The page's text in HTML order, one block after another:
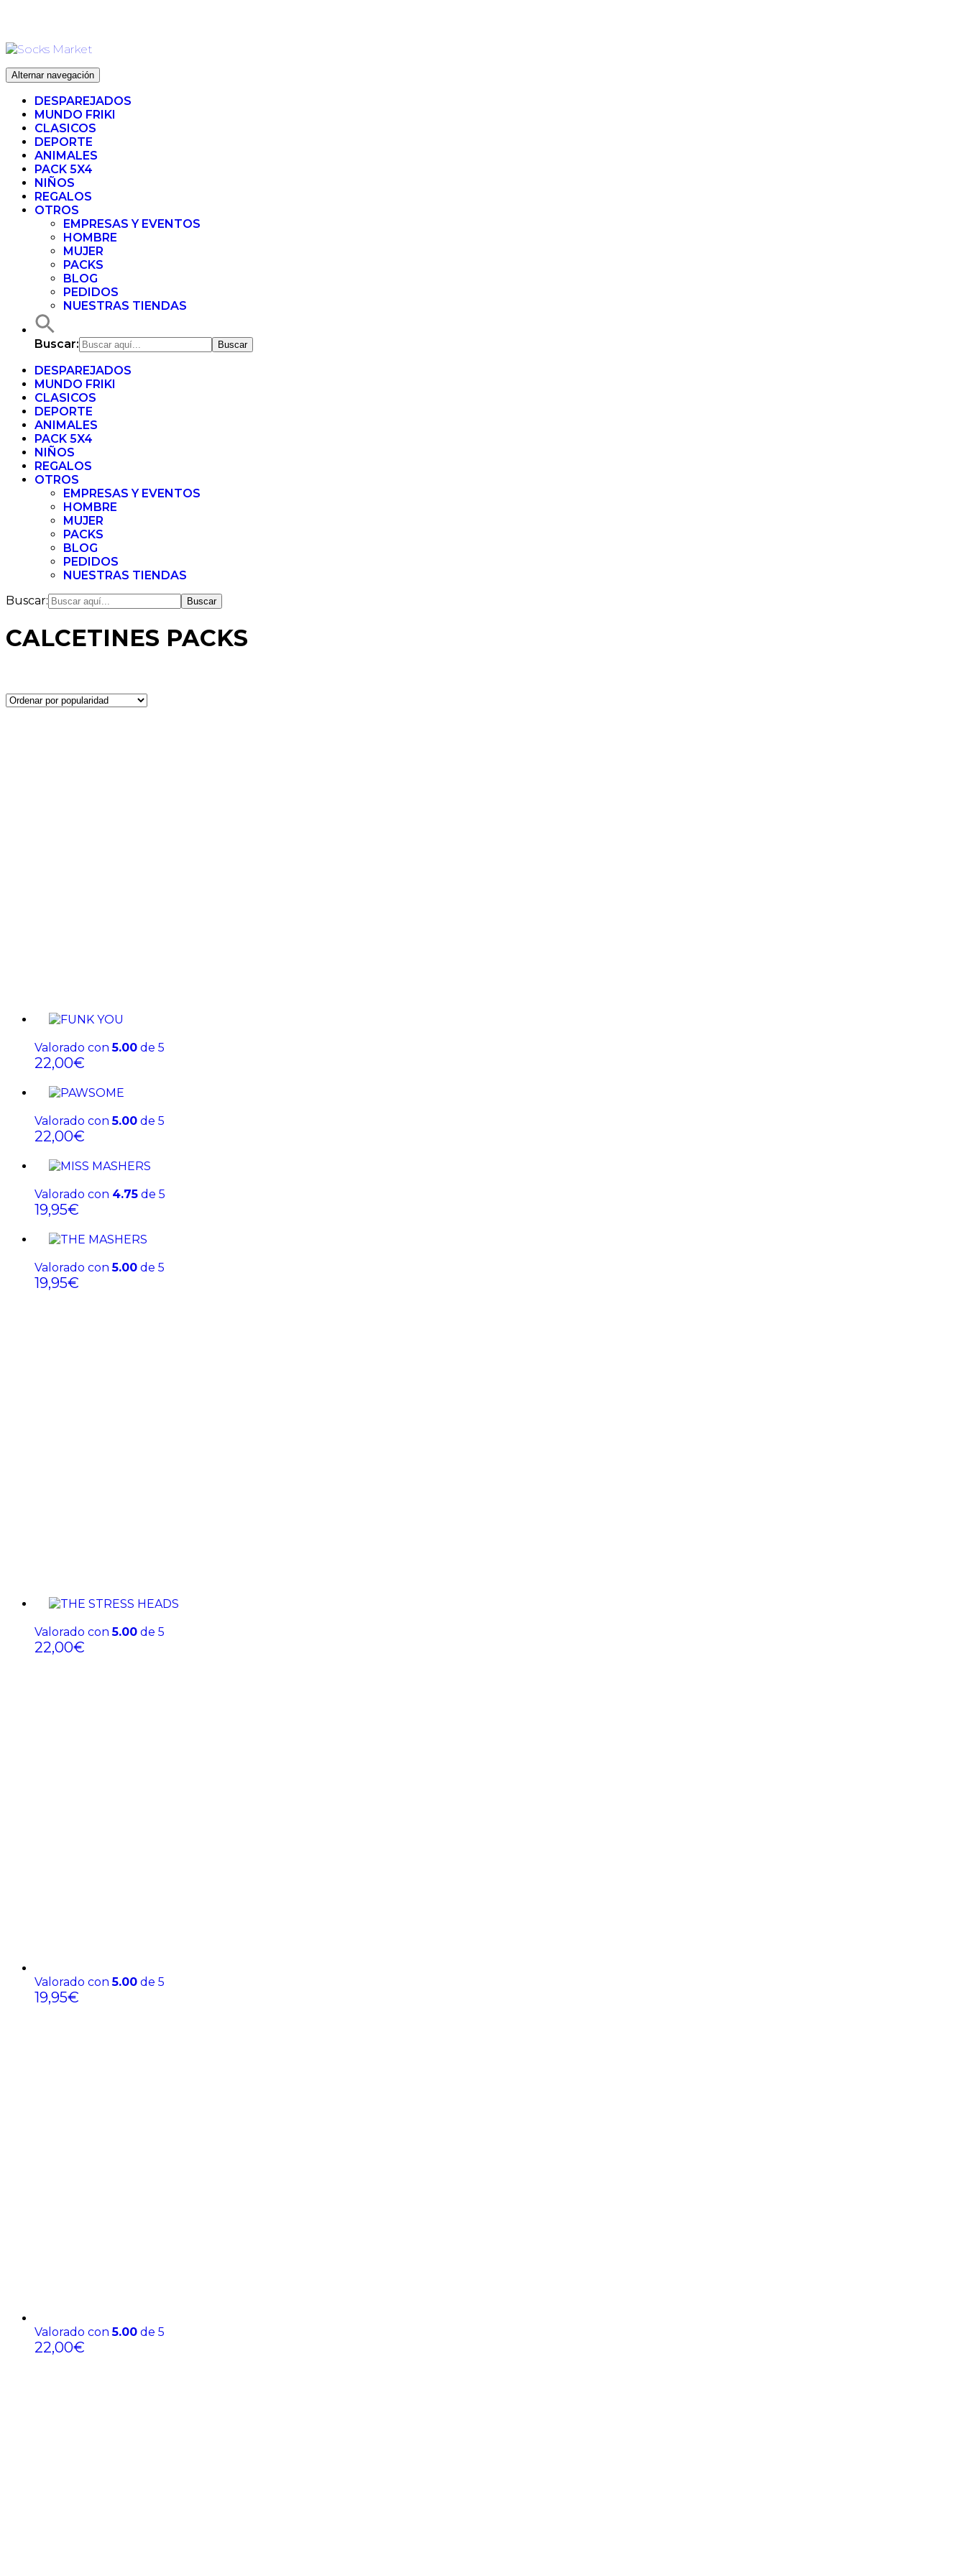
contenido
Alternar navegación
DESPAREJADOS
MUNDO FRIKI
CLASICOS
DEPORTE
ANIMALES
PACK 5X4
NIÑOS
REGALOS
OTROS
EMPRESAS Y EVENTOS
HOMBRE
MUJER
PACKS
BLOG
PEDIDOS
NUESTRAS TIENDAS
Buscar:
DESPAREJADOS
MUNDO FRIKI
CLASICOS
DEPORTE
ANIMALES
PACK 5X4
NIÑOS
REGALOS
OTROS
EMPRESAS Y EVENTOS
HOMBRE
MUJER
PACKS
BLOG
PEDIDOS
NUESTRAS TIENDAS
Buscar:
CALCETINES PACKS
Valorado con5.00 de 5
22,00€
Valorado con5.00 de 5
22,00€
Valorado con 4.75 de 5
19,95€
Valorado con5.00 de 5
19,95€
Valorado con5.00 de 5
22,00€
Valorado con5.00 de 5
19,95€
Valorado con5.00 de 5
22,00€